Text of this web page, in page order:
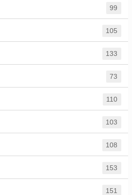
99
105
133
73
110
103
108
153
151